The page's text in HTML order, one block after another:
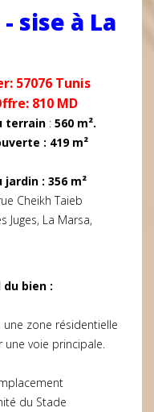
sise à La
57076 Tunis
810 MD
terrain : 560 m².
: 419 m²
: 356 m²
Cheikh Taieb
Juges, La Marsa,
bien :
une zone résidentielle
voie principale.
du Stade